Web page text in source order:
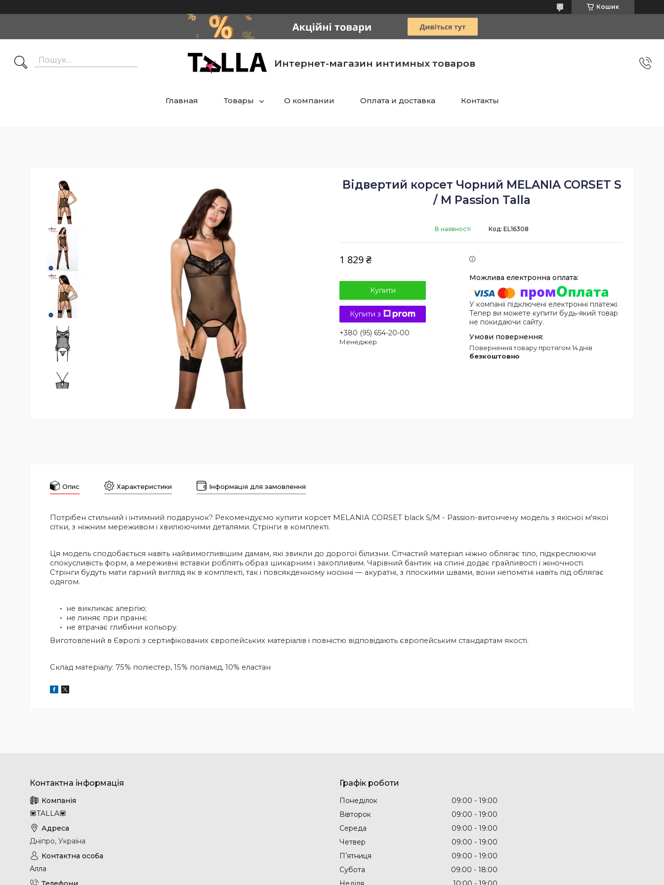
Кошик
Интернет-магазин интимных товаров
Главная Товары О компании Оплата и доставка Контакты
Відвертий корсет Чорний MELANIA CORSET S
/ M Passion Talla
В наявності Код: EL16308
1 829 ₴
Купити
Купити з
+380 (95) 654-20-00
Менеджер
У компанії підключені електронні платежі.
Тепер ви можете купити будь-який товар
не покидаючи сайту.
повернення товару протягом 14 днів
безкоштовно
Опис Характеристики Інформація для замовлення
Потрібен стильний і інтимний подарунок? Рекомендуємо купити корсет MELANIA CORSET black S/M - Passion-витончену модель з якісної м'якої
сітки, з ніжним мереживом і хвилюючими деталями. Стрінги в комплекті.
Ця модель сподобається навіть найвимогливішим дамам, які звикли до дорогої білизни. Сітчастий матеріал ніжно облягає тіло, підкреслюючи
спокусливість форм, а мереживні вставки роблять образ шикарним і захопливим. Чарівний бантик на спині додає грайливості і жіночності.
Стрінги будуть мати гарний вигляд як в комплекті, так і повсякденному носінні — акуратні, з плоскими швами, вони непомітні навіть під облягає
одягом.
не викликає алергію;
не линяє при пранні;
не втрачає глибини кольору.
Виготовлений в Європі з сертифікованих європейських матеріалів і повністю відповідають європейським стандартам якості.
Склад матеріалу: 75% поліестер, 15% поліамід, 10% еластан
💟TALLA💟
Дніпро, Україна
Алла
Графік роботи
Понеділок 09:00
19:00
Вівторок
09:00
19:00
Середа
09:00
19:00
Четвер
09:00
19:00
Пʼятниця
09:00
19:00
Субота
09:00
18:00